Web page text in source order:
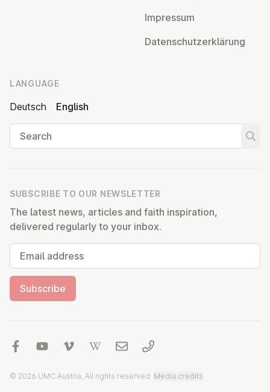
Impressum
Datens­chutzerklärung
LANGUAGE
Deutsch
English
Search
SUBSCRIBE TO OUR NEWSLETTER
The latest news, articles and faith inspiration,
delivered regularly to your inbox.
Email address
Subscribe
© 2026 UMC Austria, All rights reserved. Media credits